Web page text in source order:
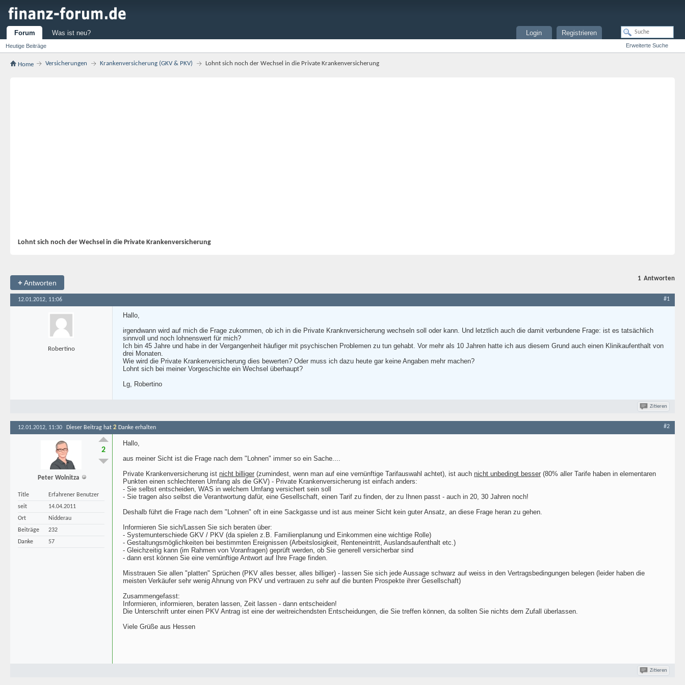
Forum
Heutige Beiträge
Was ist neu? Registrieren
Login
Erweiterte Suche
Home Versicherungen Krankenversicherung (GKV & PKV) Lohnt sich noch der Wechsel in die Private Krankenversicherung
Lohnt sich noch der Wechsel in die Private Krankenversicherung
+Antworten
1 Antworten
12.01.2012, 11:06 #1
Robertino
Hallo,
irgendwann wird auf mich die Frage zukommen, ob ich in die Private Kranknversicherung wechseln soll oder kann. Und letztlich auch die damit verbundene Frage: ist es tatsächlich
sinnvoll und noch lohnenswert für mich?
Ich bin 45 Jahre und habe in der Vergangenheit häufiger mit psychischen Problemen zu tun gehabt. Vor mehr als 10 Jahren hatte ich aus diesem Grund auch einen Klinikaufenthalt von
drei Monaten.
Wie wird die Private Krankenversicherung dies bewerten? Oder muss ich dazu heute gar keine Angaben mehr machen?
Lohnt sich bei meiner Vorgeschichte ein Wechsel überhaupt?
Lg, Robertino
Zitieren
12.01.2012, 11:30 Dieser Beitrag hat 2 Danke erhalten #2
Peter Wolnitza
Title
Erfahrener Benutzer
seit
14.04.2011
Ort
Nidderau
Beiträge
232
Danke
57
2
Hallo,
aus meiner Sicht ist die Frage nach dem "Lohnen" immer so ein Sache....
Private Krankenversicherung ist nicht billiger (zumindest, wenn man auf eine vernünftige Tarifauswahl achtet), ist auch nicht unbedingt besser (80% aller Tarife haben in elementaren
Punkten einen schlechteren Umfang als die GKV) - Private Krankenversicherung ist einfach anders:
- Sie selbst entscheiden, WAS in welchem Umfang versichert sein soll
- Sie tragen also selbst die Verantwortung dafür, eine Gesellschaft, einen Tarif zu finden, der zu Ihnen passt - auch in 20, 30 Jahren noch!
Deshalb führt die Frage nach dem "Lohnen" oft in eine Sackgasse und ist aus meiner Sicht kein guter Ansatz, an diese Frage heran zu gehen.
Informieren Sie sich/Lassen Sie sich beraten über:
- Systemunterschiede GKV / PKV (da spielen z.B. Familienplanung und Einkommen eine wichtige Rolle)
- Gestaltungsmöglichkeiten bei bestimmten Ereignissen (Arbeitslosigkeit, Renteneintritt, Auslandsaufenthalt etc.)
- Gleichzeitig kann (im Rahmen von Voranfragen) geprüft werden, ob Sie generell versicherbar sind
- dann erst können Sie eine vernünftige Antwort auf Ihre Frage finden.
Misstrauen Sie allen "platten" Sprüchen (PKV alles besser, alles billiger) - lassen Sie sich jede Aussage schwarz auf weiss in den Vertragsbedingungen belegen (leider haben die
meisten Verkäufer sehr wenig Ahnung von PKV und vertrauen zu sehr auf die bunten Prospekte ihrer Gesellschaft)
Zusammengefasst:
Informieren, informieren, beraten lassen, Zeit lassen - dann entscheiden!
Die Unterschrift unter einen PKV Antrag ist eine der weitreichendsten Entscheidungen, die Sie treffen können, da sollten Sie nichts dem Zufall überlassen.
Viele Grüße aus Hessen
Zitieren